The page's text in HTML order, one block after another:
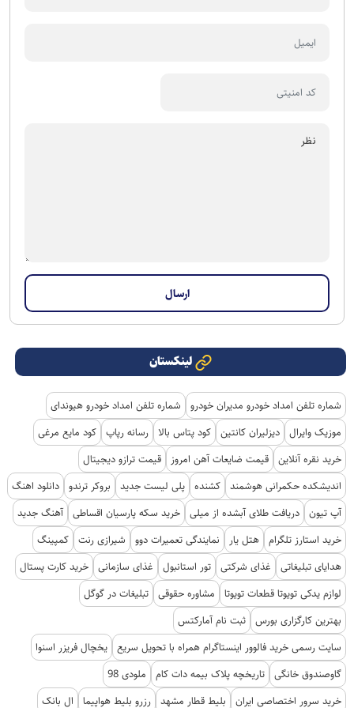
لینکستان
شماره تلفن امداد خودرو مدیران خودرو
شماره تلفن امداد خودرو هیوندای
موزیک وایرال دیزلیران کانتین کود پتاس بالا رسانه رپاپ کود مایع مرغی
خرید نقره آنلاین قیمت ضایعات آهن امروز
قیمت ترازو دیجیتال
اندیشکده حکمرانی هوشمند کشنده پلی لیست جدید بروکر ترندو دانلود اهنگ
آپ تیون دریافت طلای آبشده از میلی خرید سکه پارسیان اقساطی آهنگ جدید
خرید استارز تلگرام هتل یار نمایندگی تعمیرات دوو شیرازی رنت کمپینگ
هدایای تبلیغاتی
غذای شرکتی تور استانبول غذای سازمانی خرید کارت پستال
لوازم یدکی تویوتا قطعات تویوتا
مشاوره حقوقی تبلیغات در گوگل
بهترین کارگزاری بورس ثبت نام آمارکتس
سایت رسمی خرید فالوور اینستاگرام همراه با تحویل سریع یخچال فریزر اسنوا
گاوصندوق خانگی تاریخچه پلاک بیمه دات کام
ملودی 98
خرید سرور اختصاصی ایران
بلیط قطار مشهد رزرو بلیط هواپیما ال بانک